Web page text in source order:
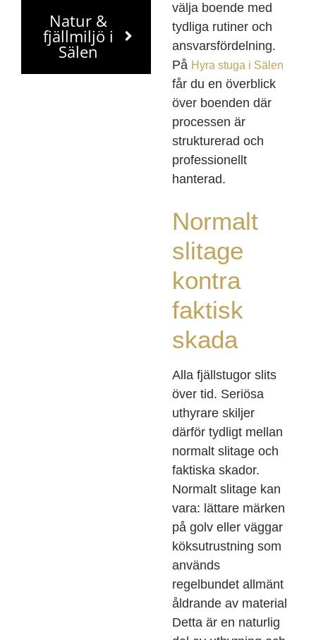
Natur &
fjällmiljö i
Sälen
välja boende med
tydliga rutiner och
ansvarsfördelning.
På Hyra stuga i Sälen
får du en överblick
över boenden där
processen är
strukturerad och
professionellt
hanterad.
Normalt
slitage
kontra
faktisk
skada
Alla fjällstugor slits
över tid. Seriösa
uthyrare skiljer
därför tydligt mellan
normalt slitage och
faktiska skador.
Normalt slitage kan
vara: lättare märken
på golv eller väggar
köksutrustning som
används
regelbundet allmänt
åldrande av material
Detta är en naturlig